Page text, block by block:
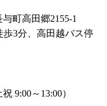
町高田郷2155-1
歩3分、高田越バス停
9:00～13:00）